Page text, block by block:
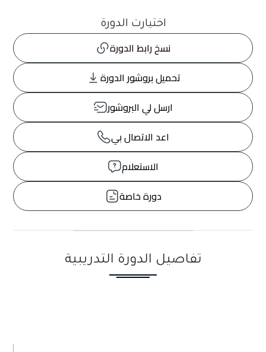
اختيارت الدورة
نسخ رابط الدورة
تحميل بروشور الدورة
ارسل لي البروشور
اعد الاتصال بي
الاستعلام
دورة خاصة
تفاصيل الدورة التدريبية